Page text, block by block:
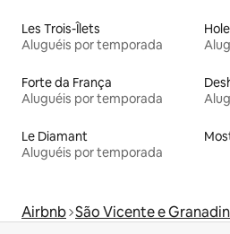
Les Trois-Îlets
Aluguéis por temporada
Forte da França
Aluguéis por temporada
Le Diamant
Aluguéis por temporada
Airbnb São Vicente e